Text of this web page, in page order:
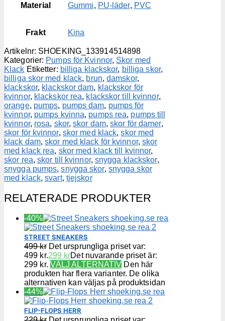
Material Gummi, PU-läder, PVC
Frakt Kina
Artikelnr: SHOEKING_133914514898
Kategorier: Pumps för Kvinnor, Skor med
Klack Etiketter: billiga klackskor, billiga skor,
billiga skor med klack, brun,damskor,
klackskor, klackskor dam, klackskor för
kvinnor, klackskor rea, klackskor till kvinnor,
orange, pumps, pumps dam, pumps för
kvinnor, pumps kvinna, pumps rea, pumps till
kvinnor, rosa, skor,skor dam,skor för damer,
skor för kvinnor, skor med klack,skor med
klack dam,skor med klack för kvinnor, skor
med klack rea, skor med klack till kvinnor,
skor rea,skor till kvinnor, snygga klackskor,
snygga pumps,snygga skor, snygga skor
med klack,svart, tjejskor
RELATERADE PRODUKTER
-40%
STREET SNEAKERS
499kr Det ursprungliga priset var:
499 kr.299 krDet nuvarande priset är:
299 kr. VÄLJ ALTERNATIV Den här
produkten har flera varianter. De olika
alternativen kan väljas på produktsidan
-44%
FLIP-FLOPS HERR